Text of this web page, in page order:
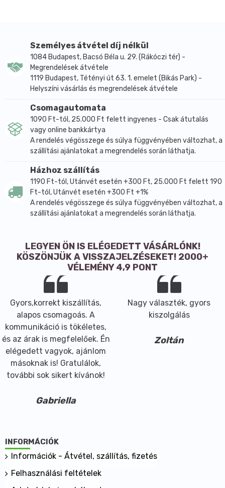
Személyes átvétel díj nélkül
1084 Budapest, Bacsó Béla u. 29. (Rákóczi tér) -
Megrendelések átvétele
1119 Budapest, Tétényi út 63. 1. emelet (Bikás Park) -
Helyszíni vásárlás és megrendelések átvétele
Csomagautomata
1090 Ft-tól, 25.000 Ft felett ingyenes - Csak átutalás
vagy online bankkártya
A rendelés végösszege és súlya függvényében változhat, a
szállítási ajánlatokat a megrendelés során láthatja.
Házhoz szállítás
1190 Ft-tól, Utánvét esetén +300 Ft, 25.000 Ft felett 190
Ft-tól, Utánvét esetén +300 Ft +1%
A rendelés végösszege és súlya függvényében változhat, a
szállítási ajánlatokat a megrendelés során láthatja.
LEGYEN ÖN IS ELÉGEDETT VÁSÁRLÓNK!
KÖSZÖNJÜK A VISSZAJELZÉSEKET! 2000+
VÉLEMÉNY 4,9 PONT
Gyors,korrekt kiszállítás,
alapos csomagoás. A
kommunikáció is tökéletes,
és az árak is megfelelőek. Én
elégedett vagyok, ajánlom
másoknak is! Gratulálok,
további sok sikert kívánok!
Gabriella
Nagy választék, gyors
kiszolgálás
Zoltán
INFORMÁCIÓK
Információk - Átvétel, szállítás, fizetés
Felhasználási feltételek